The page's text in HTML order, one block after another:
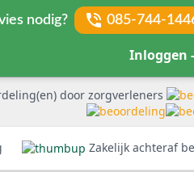
nodig? 085-744-
Inloggen
door zorgverleners
Zakelijk achteraf